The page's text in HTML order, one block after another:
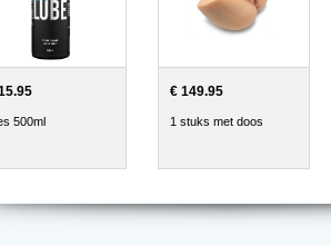
500ml
€ 149.95
1 stuks met doos